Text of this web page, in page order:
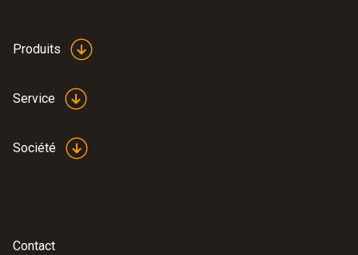
Produits
Service
Société
Contact